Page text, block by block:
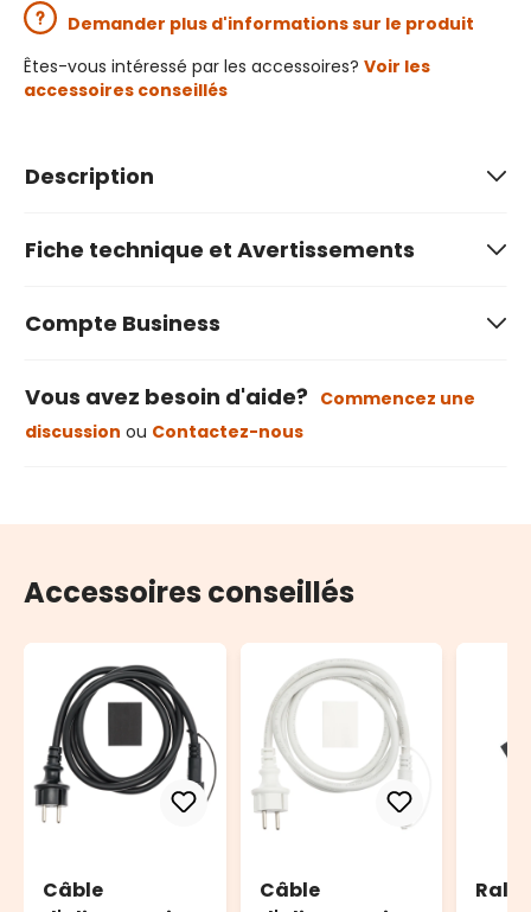
Demander plus d'informations sur le produit
Êtes-vous intéressé par les accessoires? Voir les
accessoires conseillés
Description
Fiche technique et Avertissements
Compte Business
Vous avez besoin d'aide? Commencez une
discussion ou Contactez-nous
Accessoires conseillés
Câble
Câble